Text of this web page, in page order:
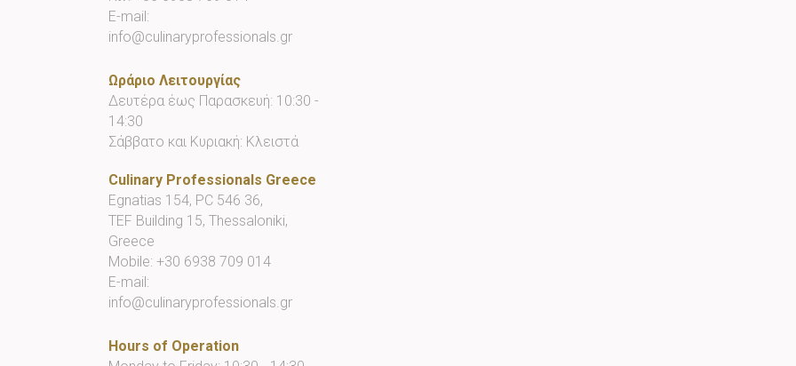
E-mail:
info@culinaryprofessionals.gr
Ωράριο Λειτουργίας
Δευτέρα έως Παρασκευή: 10:30 -
14:30
Σάββατο και Κυριακή: Κλειστά
Culinary Professionals Greece
Egnatias 154, PC 546 36,
TEF Building 15, Thessaloniki,
Greece
Mobile: +30 6938 709 014
E-mail:
info@culinaryprofessionals.gr
Hours of Operation